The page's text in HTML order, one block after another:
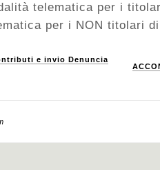
telematica per i
per i NON titolari
e invio Denuncia